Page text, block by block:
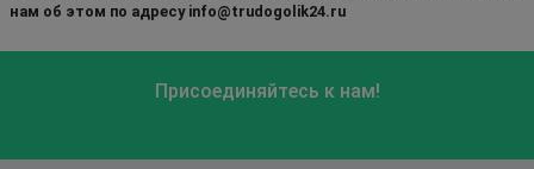
нам об этом по адресу info@trudogolik24.ru
Присоединяйтесь к нам!